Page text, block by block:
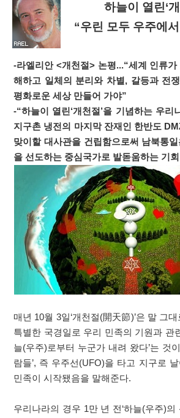
하늘이 열린‘
“우린 모두 우주에
-라엘리안 <개천절> 논평...“세계 인류
해하고 일체의 분리와 차별, 갈등과 전
평화로운 세상 만들어 가야”
-“하늘이 열린‘개천절’을 기념하는 우리
지구촌 냉전의 마지막 잔재인 한반도
맞이할 대사관을 건립함으로써 남북통
을 선도하는 중심국가로 발돋움하는 기
매년 10월 3일‘개천절(開天節)’은 말 그
특별한 국경일로 우리 민족의 기원과 관
늘(우주)로부터 누군가 내려 왔다’는 것
람들’, 즉 우주선(UFO)을 타고 지구로 날
민족이 시작됐음을 말해준다.
우리나라의 경우 1만 년 전‘하늘(우주)